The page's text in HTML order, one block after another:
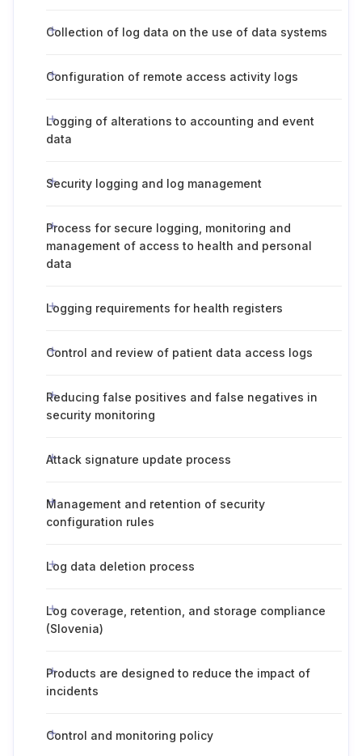
Collection of log data on the use of data systems
Configuration of remote access activity logs
Logging of alterations to accounting and event
data
Security logging and log management
Process for secure logging, monitoring and
management of access to health and personal
data
Logging requirements for health registers
Control and review of patient data access logs
Reducing false positives and false negatives in
security monitoring
Attack signature update process
Management and retention of security
configuration rules
Log data deletion process
Log coverage, retention, and storage compliance
(Slovenia)
Products are designed to reduce the impact of
incidents
Control and monitoring policy